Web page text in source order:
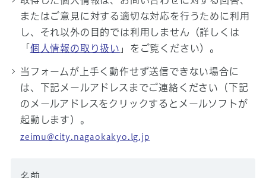
またはご意見に対する適切な対応を行うために利用
し、それ以外の目的では利用しません（詳しくは
「 個人情報の取り扱い 」をご覧ください）。
当フォームが上手く動作せず送信できない場合に
は、下記メールアドレスまでご連絡ください（下記
のメールアドレスをクリックするとメールソフトが
起動します）。
zeimu@city.nagaokakyo.lg.jp